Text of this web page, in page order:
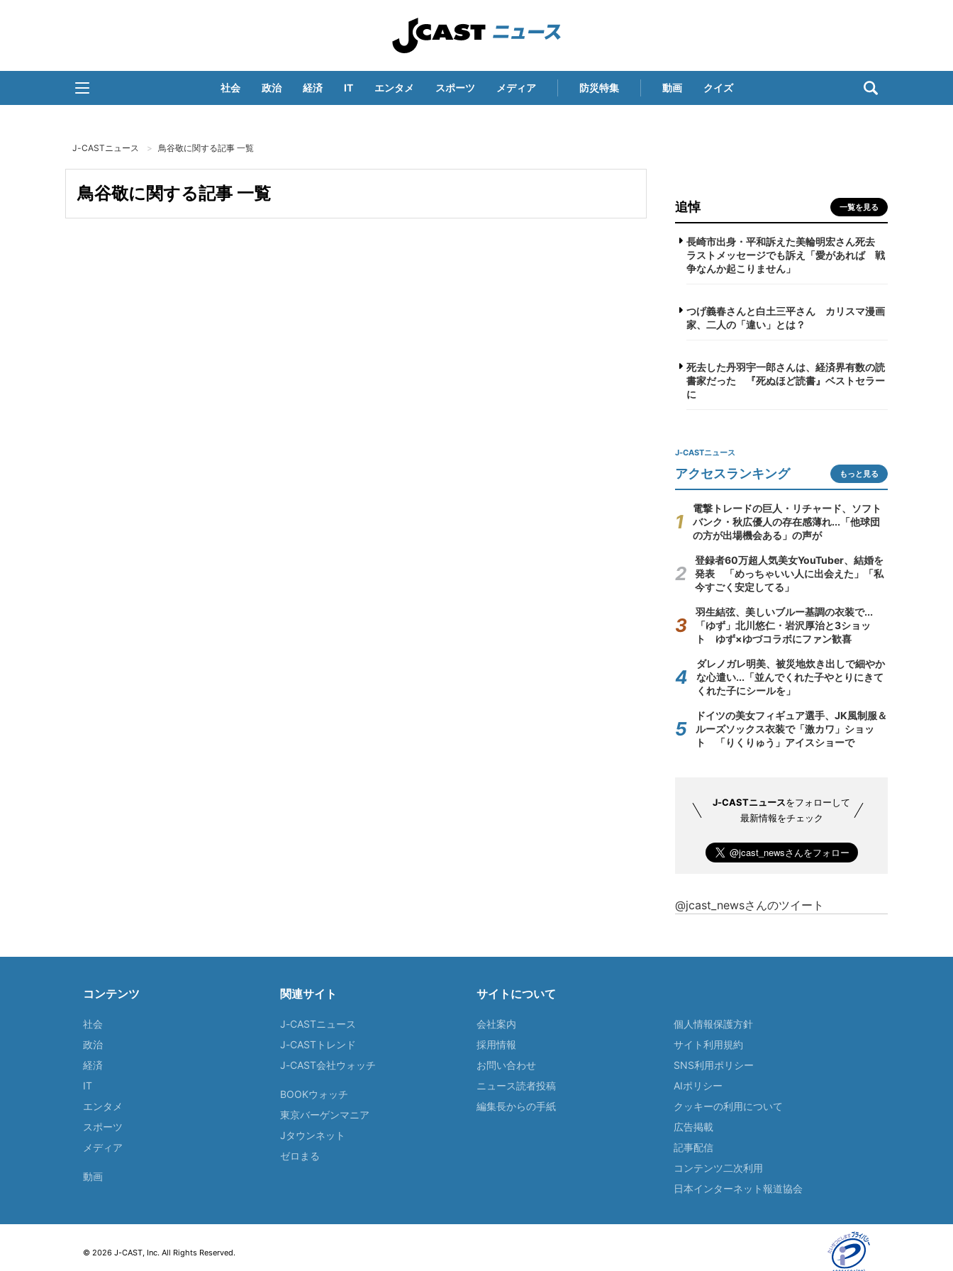
社会 政治 経済 IT エンタメ スポーツ メディア 防災特集 動画 クイズ
J-CASTニュース 鳥谷敬に関する記事 一覧
鳥谷敬に関する記事 一覧
追悼 一覧を見る
長崎市出身・平和訴えた美輪明宏さん死去
ラストメッセージでも訴え「愛があれば 戦
争なんか起こりません」
つげ義春さんと白土三平さん カリスマ漫画
家、二人の「違い」とは？
死去した丹羽宇一郎さんは、経済界有数の読
書家だった 『死ぬほど読書』ベストセラー
に
J-CASTニュース
アクセスランキング もっと見る
電撃トレードの巨人・リチャード、ソフト
バンク・秋広優人の存在感薄れ...「他球団
の方が出場機会ある」の声が
登録者60万超人気美女YouTuber、結婚を
発表 「めっちゃいい人に出会えた」「私
今すごく安定してる」
羽生結弦、美しいブルー基調の衣装で...
「ゆず」北川悠仁・岩沢厚治と3ショッ
ト ゆず×ゆづコラボにファン歓喜
ダレノガレ明美、被災地炊き出しで細やか
な心遣い...「並んでくれた子やとりにきて
くれた子にシールを」
ドイツの美女フィギュア選手、JK風制服＆
ルーズソックス衣装で「激カワ」ショッ
ト 「りくりゅう」アイスショーで
J-CASTニュースをフォローして
最新情報をチェック
@jcast_newsさんのツイート
コンテンツ
社会
政治
経済
IT
エンタメ
スポーツ
メディア
動画
関連サイト
J-CASTニュース
J-CASTトレンド
J-CAST会社ウォッチ
BOOKウォッチ
東京バーゲンマニア
Jタウンネット
ゼロまる
サイトについて
会社案内
採用情報
お問い合わせ
ニュース読者投稿
編集長からの手紙
個人情報保護方針
サイト利用規約
SNS利用ポリシー
AIポリシー
クッキーの利用について
広告掲載
記事配信
コンテンツ二次利用
日本インターネット報道協会
© 2026 J-CAST, Inc. All Rights Reserved.